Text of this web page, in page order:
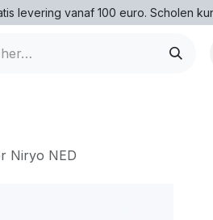
levering vanaf 100 euro. Scholen
Niryo NED